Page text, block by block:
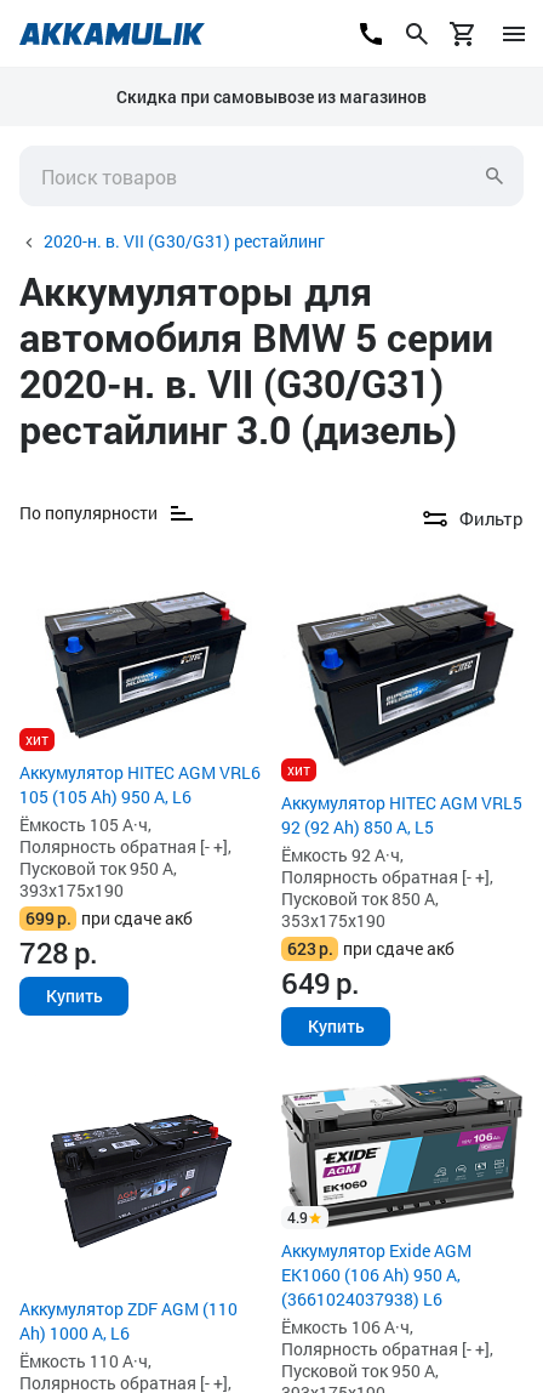
Скидка при самовывозе из магазинов
2020-н. в. VII (G30/G31) рестайлинг
Аккумуляторы для
автомобиля BMW 5 серии
2020-н. в. VII (G30/G31)
рестайлинг 3.0 (дизель)
По популярности Фильтр
хит
Аккумулятор HITEC AGM VRL6
105 (105 Ah) 950 А, L6
Ёмкость 105 А·ч,
Полярность обратная [- +],
Пусковой ток 950 А,
393x175x190
699р. при сдаче акб
728р.
Купить
хит
Аккумулятор HITEC AGM VRL5
92 (92 Ah) 850 А, L5
Ёмкость 92 А·ч,
Полярность обратная [- +],
Пусковой ток 850 А,
353x175x190
623р. при сдаче акб
649р.
Купить
Аккумулятор ZDF AGM (110
Ah) 1000 А, L6
Ёмкость 110 А·ч,
Полярность обратная [- +],
4.9
Аккумулятор Exide AGM
EK1060 (106 Ah) 950 А,
(3661024037938) L6
Ёмкость 106 А·ч,
Полярность обратная [- +],
Пусковой ток 950 А,